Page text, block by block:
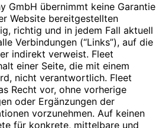
GmbH übernimmt keine Garantie
Website bereitgestellten
richtig und in jedem Fall aktuell
Verbindungen (“Links”), auf die
indirekt verweist. Fleet
einer Seite, die mit einem
nicht verantwortlich. Fleet
Recht vor, ohne vorherige
oder Ergänzungen der
vorzunehmen. Auf keinen
für konkrete, mittelbare und